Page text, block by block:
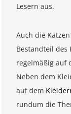
Lesern aus.
Auch die
Bestandteil des
regelmäßig auf
Neben dem
auf dem
rundum die